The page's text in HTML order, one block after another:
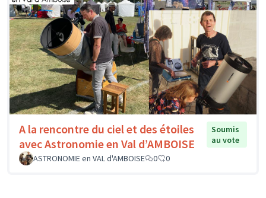
A la rencontre du ciel et des étoiles
avec Astronomie en Val d’AMBOISE
Soumis
au vote
ASTRONOMIE en VAL d'AMBOISE
0 0